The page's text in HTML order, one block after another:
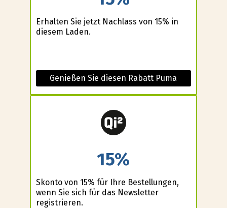
Erhalten Sie jetzt Nachlass von 15% in
diesem Laden.
Genießen Sie diesen Rabatt Puma
15%
Skonto von 15% für Ihre Bestellungen,
wenn Sie sich für das Newsletter
registrieren.